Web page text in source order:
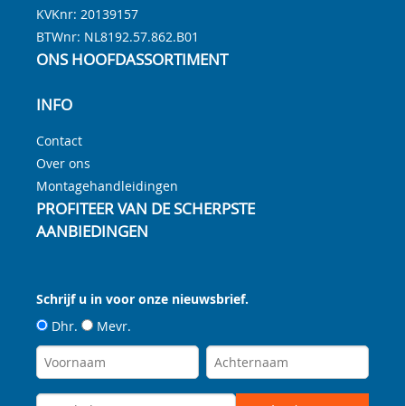
KVKnr: 20139157
BTWnr: NL8192.57.862.B01
ONS HOOFDASSORTIMENT
INFO
Contact
Over ons
Montagehandleidingen
PROFITEER VAN DE SCHERPSTE
AANBIEDINGEN
Schrijf u in voor onze nieuwsbrief.
Dhr.
Mevr.